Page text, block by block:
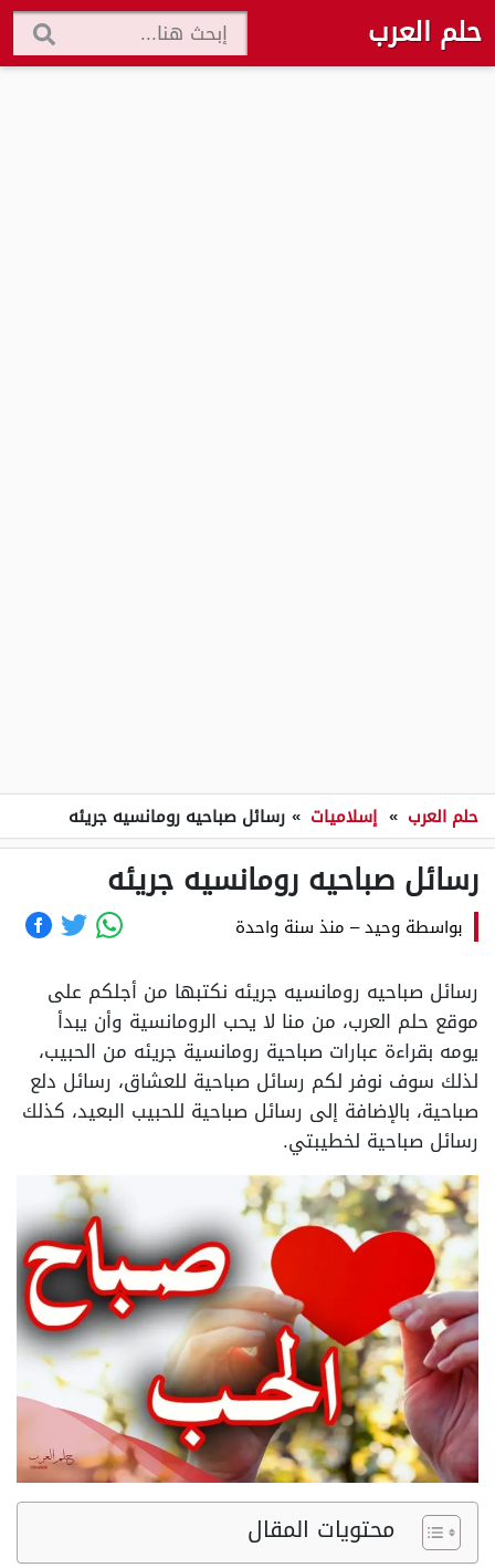
حلم العرب
حلم العرب » إسلاميات » رسائل صباحيه رومانسيه جريئه
رسائل صباحيه رومانسيه جريئه
بواسطة وحيد– منذ سنة واحدة
رسائل صباحيه رومانسيه جريئه نكتبها من أجلكم على
موقع حلم العرب، من منا لا يحب الرومانسية وأن يبدأ
يومه بقراءة عبارات صباحية رومانسية جريئه من الحبيب،
لذلك سوف نوفر لكم رسائل صباحية للعشاق، رسائل دلع
صباحية، بالإضافة إلى رسائل صباحية للحبيب البعيد، كذلك
رسائل صباحية لخطيبتي.
محتويات المقال